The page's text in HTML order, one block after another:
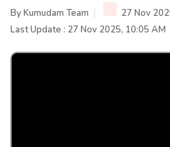
ByKumudam Team
27 Nov
Last Update : 27 Nov 2025, 10:05 AM